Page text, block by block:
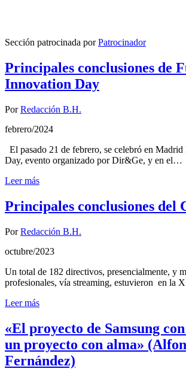
Sección patrocinada porPatrocinador
Principales conclusiones de
Innovation Day
PorRedacción B.H.
febrero/2024
El pasado 21 de febrero, se celebró en
Day, evento organizado por Dir&Ge, y en el…
Leer más
Principales conclusiones del
PorRedacción B.H.
octubre/2023
Un total de 182 directivos, presencialmente, y
profesionales, vía streaming, estuvieron en la
Leer más
«El proyecto de Samsung
un proyecto con alma»
Fernández)